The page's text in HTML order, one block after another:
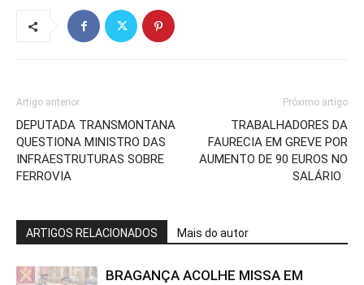
Artigo anterior
DEPUTADA TRANSMONTANA
QUESTIONA MINISTRO DAS
INFRAESTRUTURAS SOBRE
FERROVIA
Próximo artigo
TRABALHADORES DA
FAURECIA EM GREVE POR
AUMENTO DE 90 EUROS NO
SALÁRIO
ARTIGOS RELACIONADOS Mais do autor
BRAGANÇA ACOLHE MISSA EM